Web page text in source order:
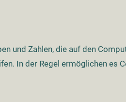
und Zahlen, die auf den
In der Regel ermöglichen es